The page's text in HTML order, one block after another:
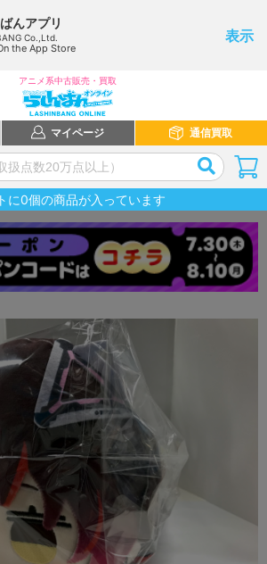
んアプリ
Co.,Ltd.
the App Store
表示
アニメ系中古販売・買取
マイページ 通信買取
に0個の商品が入っています